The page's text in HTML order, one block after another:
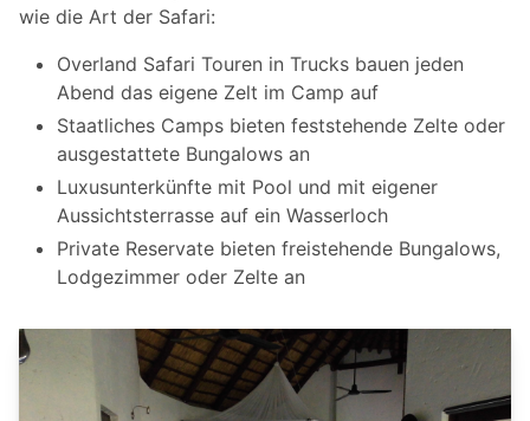
wie die Art der Safari:
Overland Safari Touren in Trucks bauen jeden
Abend das eigene Zelt im Camp auf
Staatliches Camps bieten feststehende Zelte oder
ausgestattete Bungalows an
Luxusunterkünfte mit Pool und mit eigener
Aussichtsterrasse auf ein Wasserloch
Private Reservate bieten freistehende Bungalows,
Lodgezimmer oder Zelte an